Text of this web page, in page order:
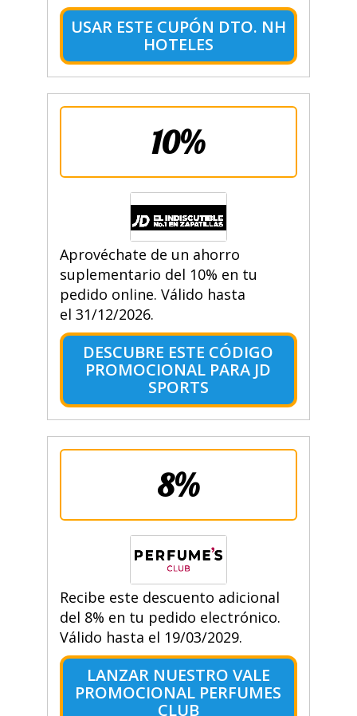
USAR ESTE CUPÓN DTO. NH
HOTELES
10%
Aprovéchate de un ahorro
suplementario del 10% en tu
pedido online. Válido hasta
el 31/12/2026.
DESCUBRE ESTE CÓDIGO
PROMOCIONAL PARA JD
SPORTS
8%
Recibe este descuento adicional
del 8% en tu pedido electrónico.
Válido hasta el 19/03/2029.
LANZAR NUESTRO VALE
PROMOCIONAL PERFUMES
CLUB